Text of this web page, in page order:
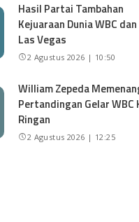
Hasil Partai Tambahan
Kejuaraan Dunia WBC
Las Vegas
2 Agustus 2026 | 10:50
William Zepeda
Pertandingan Gelar WBC
Ringan
2 Agustus 2026 | 12:25